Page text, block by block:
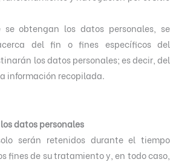
obtengan los datos personales, se
del fin o fines específicos del
los datos personales; es decir, del
información recopilada.
datos personales
serán retenidos durante el tiempo
fines de su tratamiento y, en todo caso,